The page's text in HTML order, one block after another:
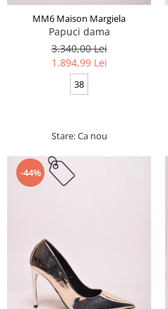
MM6 Maison Margiela
Papuci dama
3.340,00 Lei
1.894,99 Lei
38
Stare: Ca nou
-44%